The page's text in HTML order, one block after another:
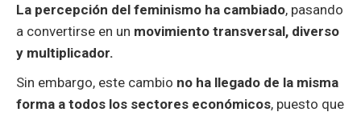
La percepción del feminismo ha cambiado, pasando
a convertirse en un movimiento transversal, diverso
y multiplicador.
Sin embargo, este cambio no ha llegado de la misma
forma a todos los sectores económicos, puesto que